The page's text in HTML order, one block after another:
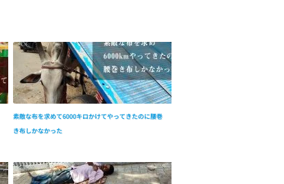
素敵な布を求めて6000キロかけてやってきたのに腰巻
き布しかなかった